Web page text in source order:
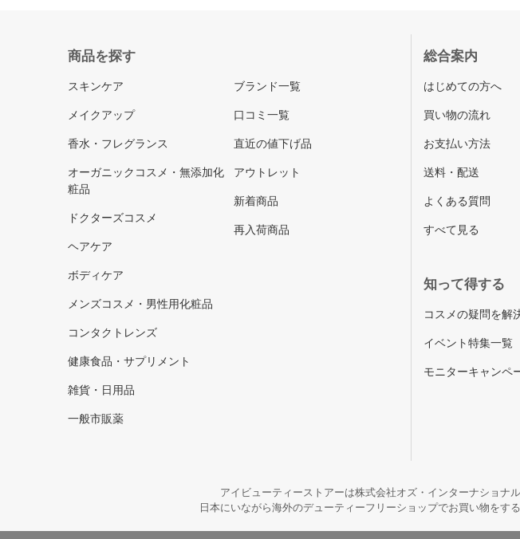
商品を探す
スキンケア
メイクアップ
香水・フレグランス
オーガニックコスメ・無添加化
粧品
ドクターズコスメ
ヘアケア
ボディケア
メンズコスメ・男性用化粧品
コンタクトレンズ
健康食品・サプリメント
雑貨・日用品
一般市販薬
ブランド一覧
口コミ一覧
直近の値下げ品
アウトレット
新着商品
再入荷商品
総合案内
はじめての方へ
買い物の流れ
お支払い方法
送料・配送
よくある質問
すべて見る
知って得する
コスメの疑問を解
イベント特集一覧
モニターキャンペ
アイビューティーストアーは株式会社オズ・インターナショナ
日本にいながら海外のデューティーフリーショップでお買い物を